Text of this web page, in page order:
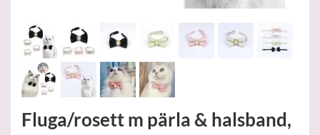
Fluga/rosett m pärla & halsband,